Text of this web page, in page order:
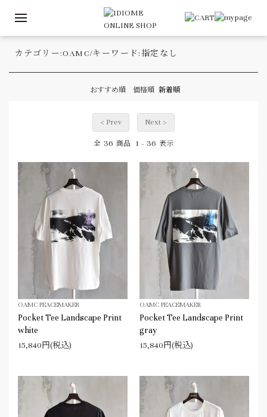
カテゴリー:OAMC/キーワード:指定なし
おすすめ順 価格順 新着順
< Prev Next >
全 36 商品 1 - 36 表示
OAMC PEACEMAKER
Pocket Tee Landscape Print
white
15,840円(税込)
OAMC PEACEMAKER
Pocket Tee Landscape Print
gray
15,840円(税込)